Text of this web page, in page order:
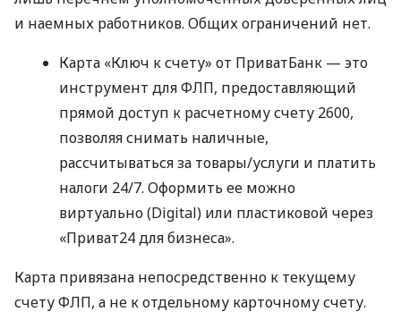
и наемных работников. Общих ограничений нет.
Карта «Ключ к счету» от ПриватБанк — это
инструмент для ФЛП, предоставляющий
прямой доступ к расчетному счету 2600,
позволяя снимать наличные,
рассчитываться за товары/услуги и платить
налоги 24/7. Оформить ее можно
виртуально (Digital) или пластиковой через
«Приват24 для бизнеса».
Карта привязана непосредственно к текущему
счету ФЛП, а не к отдельному карточному счету.